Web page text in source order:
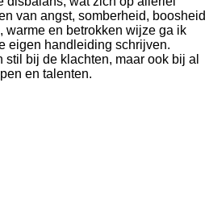
van angst, somberheid, boosheid
warme en betrokken wijze ga ik
eigen handleiding schrijven.
bij de klachten, maar ook bij al
en talenten.